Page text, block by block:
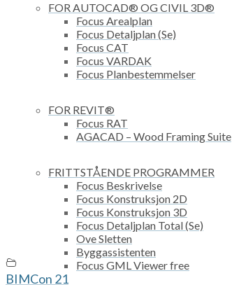
FOR AUTOCAD® OG CIVIL 3D®
Focus Arealplan
Focus Detaljplan (Se)
Focus CAT
Focus VARDAK
Focus Planbestemmelser
FOR REVIT®
Focus RAT
AGACAD – Wood Framing Suite
FRITTSTÅENDE PROGRAMMER
Focus Beskrivelse
Focus Konstruksjon 2D
Focus Konstruksjon 3D
Focus Detaljplan Total (Se)
Ove Sletten
Byggassistenten
Focus GML Viewer free
BIMCon 21